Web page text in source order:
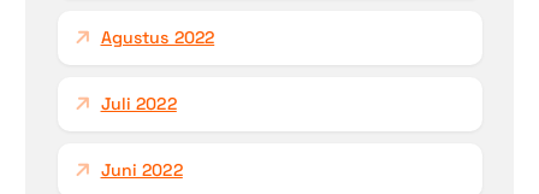
Agustus 2022
Juli 2022
Juni 2022